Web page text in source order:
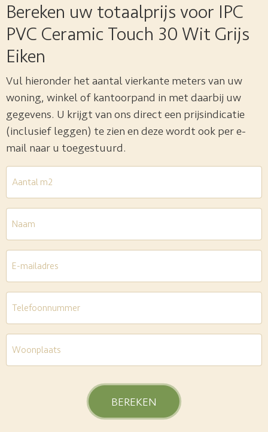
Bereken uw totaalprijs voor IPC
PVC Ceramic Touch 30 Wit Grijs
Eiken
Vul hieronder het aantal vierkante meters van uw
woning, winkel of kantoorpand in met daarbij uw
gegevens. U krijgt van ons direct een prijsindicatie
(inclusief leggen) te zien en deze wordt ook per e-
mail naar u toegestuurd.
m2 *
mailadres *